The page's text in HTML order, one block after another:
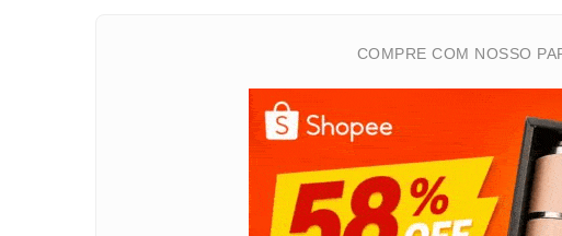
COMPRE COM NOSSO